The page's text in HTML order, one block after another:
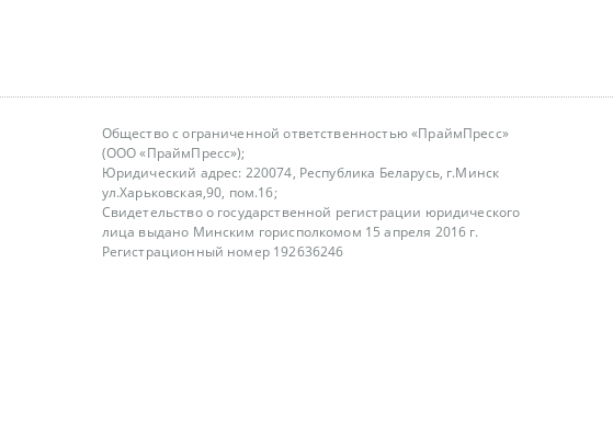
Общество с ограниченной ответственностью «ПраймПресс»
(ООО «ПраймПресс»);
Юридический адрес: 220074, Республика Беларусь, г.Минск
ул.Харьковская,90, пом.16;
Свидетельство о государственной регистрации юридического
лица выдано Минским горисполкомом 15 апреля 2016 г.
Регистрационный номер 192636246